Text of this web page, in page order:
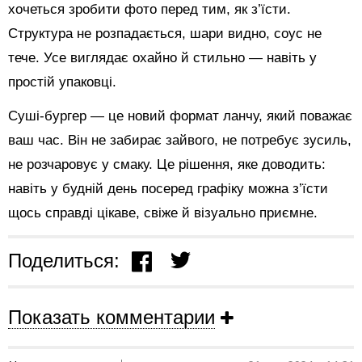
хочеться зробити фото перед тим, як з’їсти.
Структура не розпадається, шари видно, соус не
тече. Усе виглядає охайно й стильно — навіть у
простій упаковці.
Суші-бургер — це новий формат ланчу, який поважає
ваш час. Він не забирає зайвого, не потребує зусиль,
не розчаровує у смаку. Це рішення, яке доводить:
навіть у будній день посеред графіку можна з’їсти
щось справді цікаве, свіже й візуально приємне.
Поделиться:
Показать комментарии